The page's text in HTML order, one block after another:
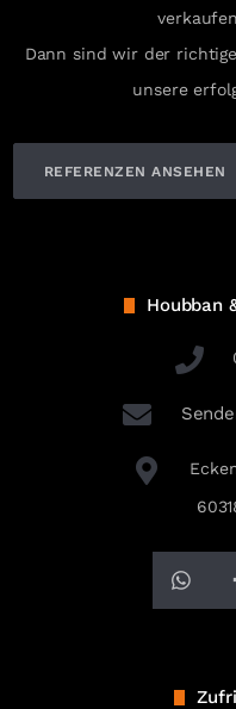
Dann sind wir der
unsere
REFERENZEN ANSEHEN
Houbban